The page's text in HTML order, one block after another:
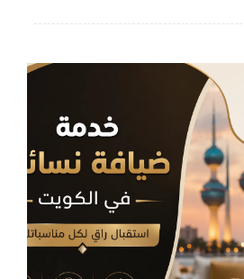
–
مغلقة